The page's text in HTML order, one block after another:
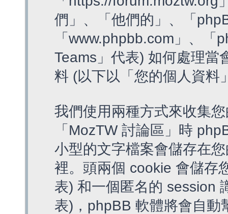
們」、「他們的」、「
「www.phpbb.com」、
Teams」代表) 如何處理當
料 (以下以「您的個人資料
我們使用兩種方式來收集
「MozTW 討論區」時
小型的文字檔案會儲存在
裡。頭兩個 cookie 會儲存
表) 和一個匿名的 session
表)，phpBB 軟體將會自動